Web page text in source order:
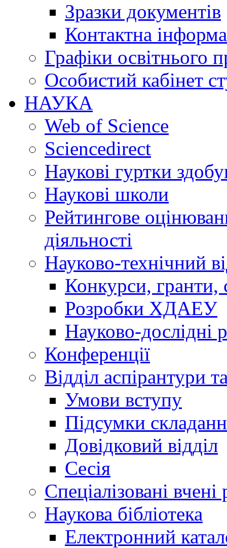
Зразки документів
Контактна
Графіки освітнього
Особистий кабінет
НАУКА
Web of Science
Sciencedirect
Наукові гуртки
Наукові школи
Рейтингове
діяльності
Науково-технічний
Конкурси, гранти,
Розробки ХДАЕУ
Науково-дослідні
Конференції
Відділ аспірантури
Умови вступу
Підсумки
Довідковий відділ
Сесія
Спеціалізовані вчені
Наукова бібліотека
Електронний